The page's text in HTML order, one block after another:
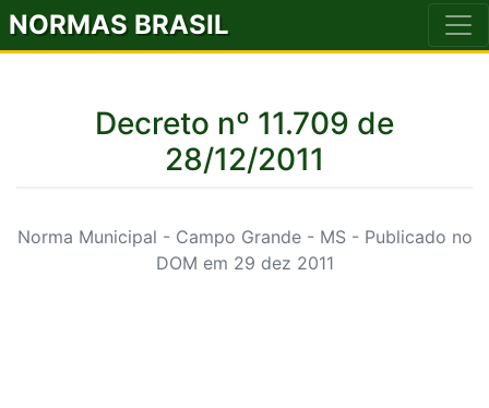
NORMAS BRASIL
Decreto nº 11.709 de
28/12/2011
Norma Municipal - Campo Grande - MS - Publicado no
DOM em 29 dez 2011